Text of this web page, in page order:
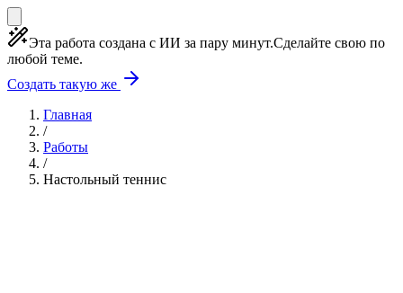
Эта работа создана с ИИ за пару минут.Сделайте свою по
любой теме.
Создать такую же
Главная
/
Работы
/
Настольный теннис